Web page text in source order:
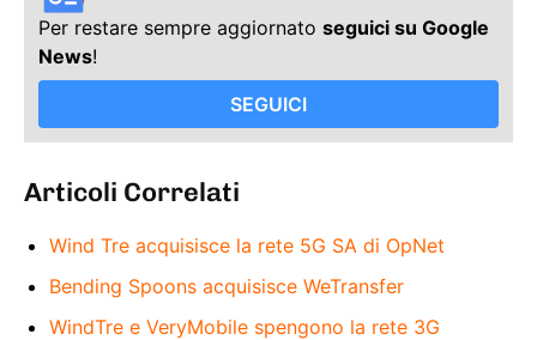
Per restare sempre aggiornato seguici su Google
News!
SEGUICI
Articoli Correlati
Wind Tre acquisisce la rete 5G SA di OpNet
Bending Spoons acquisisce WeTransfer
WindTre e VeryMobile spengono la rete 3G